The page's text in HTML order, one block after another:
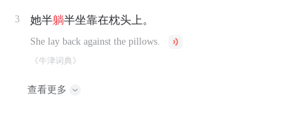
3 她半躺半坐靠在枕头上。
She lay back against the pillows.
《牛津词典》
查看更多